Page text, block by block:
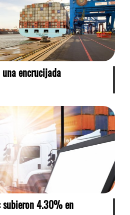
encrucijada
subieron 4.30% en